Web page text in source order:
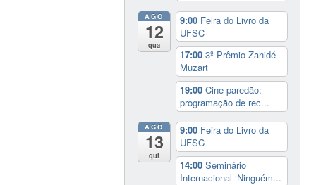
AGO
12
qua
9:00 Feira do Livro da
UFSC
17:003º Prêmio Zahidé
Muzart
19:00Cine paredão:
programação de rec...
AGO
13
qui
9:00 Feira do Livro da
UFSC
14:00Seminário
Internacional ‘Ninguém...